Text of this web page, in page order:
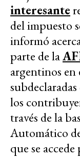
interesante
del impuesto
informó
parte de la
argentinos
los
través de la
Automático
que se